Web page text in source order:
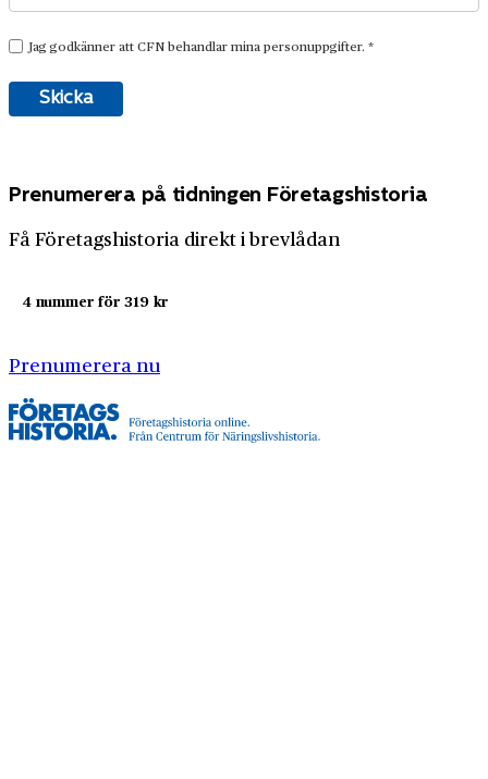
Prenumerera på tidningen Företagshistoria
Få Företagshistoria direkt i brevlådan
4 nummer för 319 kr
Prenumerera nu